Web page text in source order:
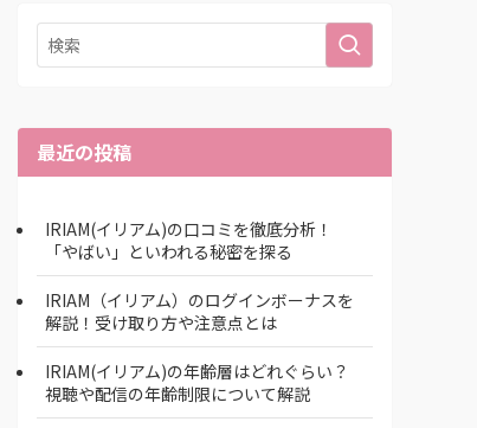
最近の投稿
IRIAM(イリアム)の口コミを徹底分析！
「やばい」といわれる秘密を探る
IRIAM（イリアム）のログインボーナスを
解説！受け取り方や注意点とは
IRIAM(イリアム)の年齢層はどれぐらい？
視聴や配信の年齢制限について解説